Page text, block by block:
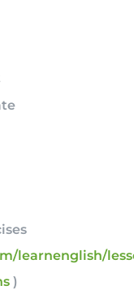
learnenglish/
)